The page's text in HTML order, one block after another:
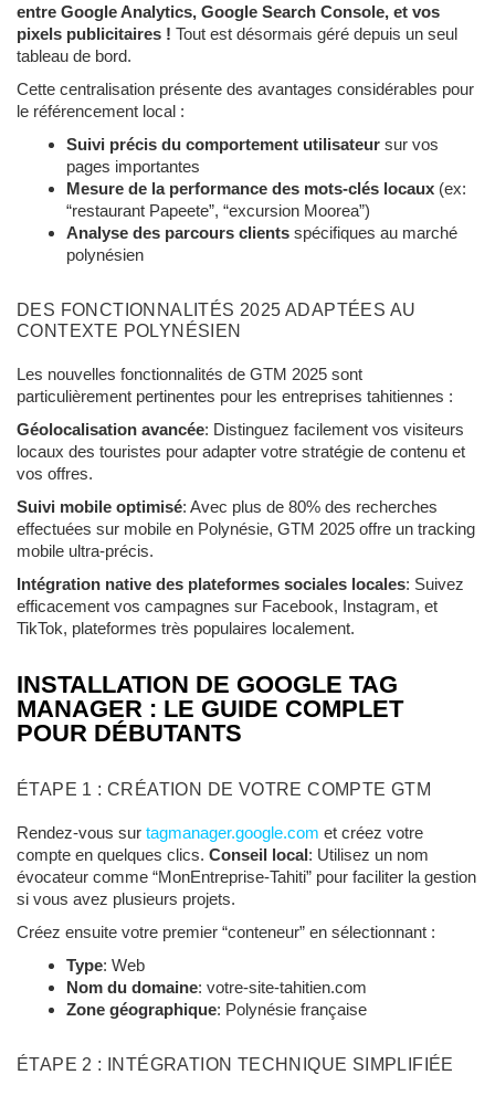
entre Google Analytics, Google Search Console, et vos
pixels publicitaires ! Tout est désormais géré depuis un seul
tableau de bord.
Cette centralisation présente des avantages considérables pour
le référencement local :
Suivi précis du comportement utilisateur sur vos
pages importantes
Mesure de la performance des mots-clés locaux (ex:
“restaurant Papeete”, “excursion Moorea”)
Analyse des parcours clients spécifiques au marché
polynésien
DES FONCTIONNALITÉS 2025 ADAPTÉES AU
CONTEXTE POLYNÉSIEN
Les nouvelles fonctionnalités de GTM 2025 sont
particulièrement pertinentes pour les entreprises tahitiennes :
Géolocalisation avancée: Distinguez facilement vos visiteurs
locaux des touristes pour adapter votre stratégie de contenu et
vos offres.
Suivi mobile optimisé: Avec plus de 80% des recherches
effectuées sur mobile en Polynésie, GTM 2025 offre un tracking
mobile ultra-précis.
Intégration native des plateformes sociales locales: Suivez
efficacement vos campagnes sur Facebook, Instagram, et
TikTok, plateformes très populaires localement.
INSTALLATION DE GOOGLE TAG
MANAGER : LE GUIDE COMPLET
POUR DÉBUTANTS
ÉTAPE 1 : CRÉATION DE VOTRE COMPTE GTM
Rendez-vous sur tagmanager.google.com et créez votre
compte en quelques clics. Conseil local: Utilisez un nom
évocateur comme “MonEntreprise-Tahiti” pour faciliter la gestion
si vous avez plusieurs projets.
Créez ensuite votre premier “conteneur” en sélectionnant :
Type: Web
Nom du domaine: votre-site-tahitien.com
Zone géographique: Polynésie française
ÉTAPE 2 : INTÉGRATION TECHNIQUE SIMPLIFIÉE